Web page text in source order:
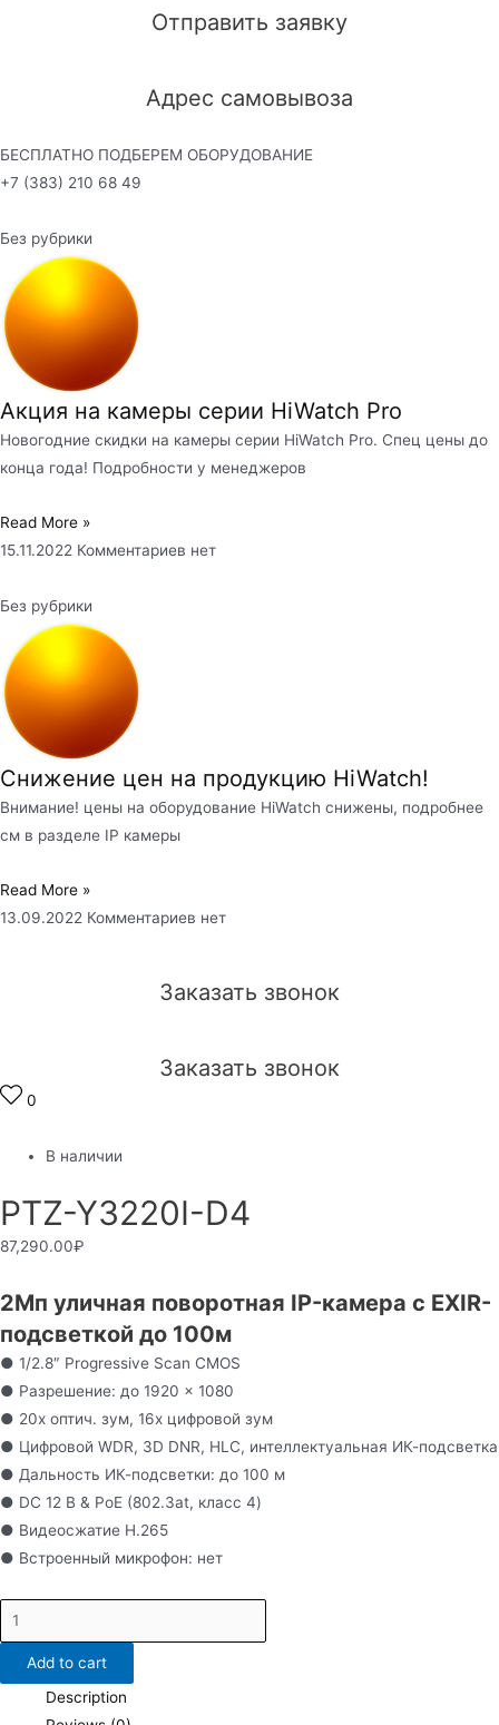
Отправить заявку
Адрес самовывоза
БЕСПЛАТНО ПОДБЕРЕМ ОБОРУДОВАНИЕ
+7 (383) 210 68 49
Без рубрики
Акция на камеры серии HiWatch Pro
Новогодние скидки на камеры серии HiWatch Pro. Спец цены до
конца года! Подробности у менеджеров
Read More »
15.11.2022 Комментариев нет
Без рубрики
Снижение цен на продукцию HiWatch!
Внимание! цены на оборудование HiWatch снижены, подробнее
см в разделе IP камеры
Read More »
13.09.2022 Комментариев нет
Заказать звонок
Заказать звонок
0
В наличии
PTZ-Y3220I-D4
87,290.00₽
2Мп уличная поворотная IP-камера c EXIR-
подсветкой до 100м
● 1/2.8″ Progressive Scan CMOS
● Разрешение: до 1920 × 1080
● 20х оптич. зум, 16х цифровой зум
● Цифровой WDR, 3D DNR, HLC, интеллектуальная ИК-подсветка
● Дальность ИК-подсветки: до 100 м
● DC 12 В & PoE (802.3at, класс 4)
● Видеосжатие H.265
● Встроенный микрофон: нет
PTZ-
Y3220I-
quantity
Add to cart
Description